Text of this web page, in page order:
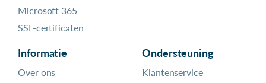
Microsoft 365
SSL-certificaten
Informatie
Over ons
Ondersteuning
Klantenservice